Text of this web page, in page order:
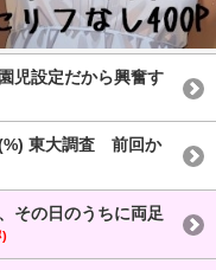
児設定だから興奮す
東大調査 前回か
その日のうちに両足